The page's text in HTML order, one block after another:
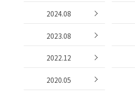
2024.08
2023.08
2022.12
2020.05